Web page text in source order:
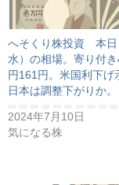
へそくり株投資 本日
水）の相場。寄り付
円161円。米国利下げ
日本は調整下がりか。
2024年7月10日
気になる株